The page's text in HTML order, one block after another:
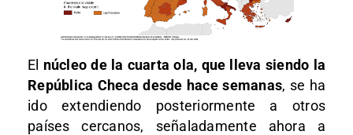
El núcleo de la cuarta ola, que lleva siendo la
República Checa desde hace semanas, se ha
ido extendiendo posteriormente a otros
países cercanos, señaladamente ahora a